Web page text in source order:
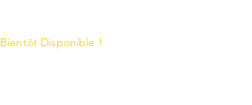
Bientôt Disponible !